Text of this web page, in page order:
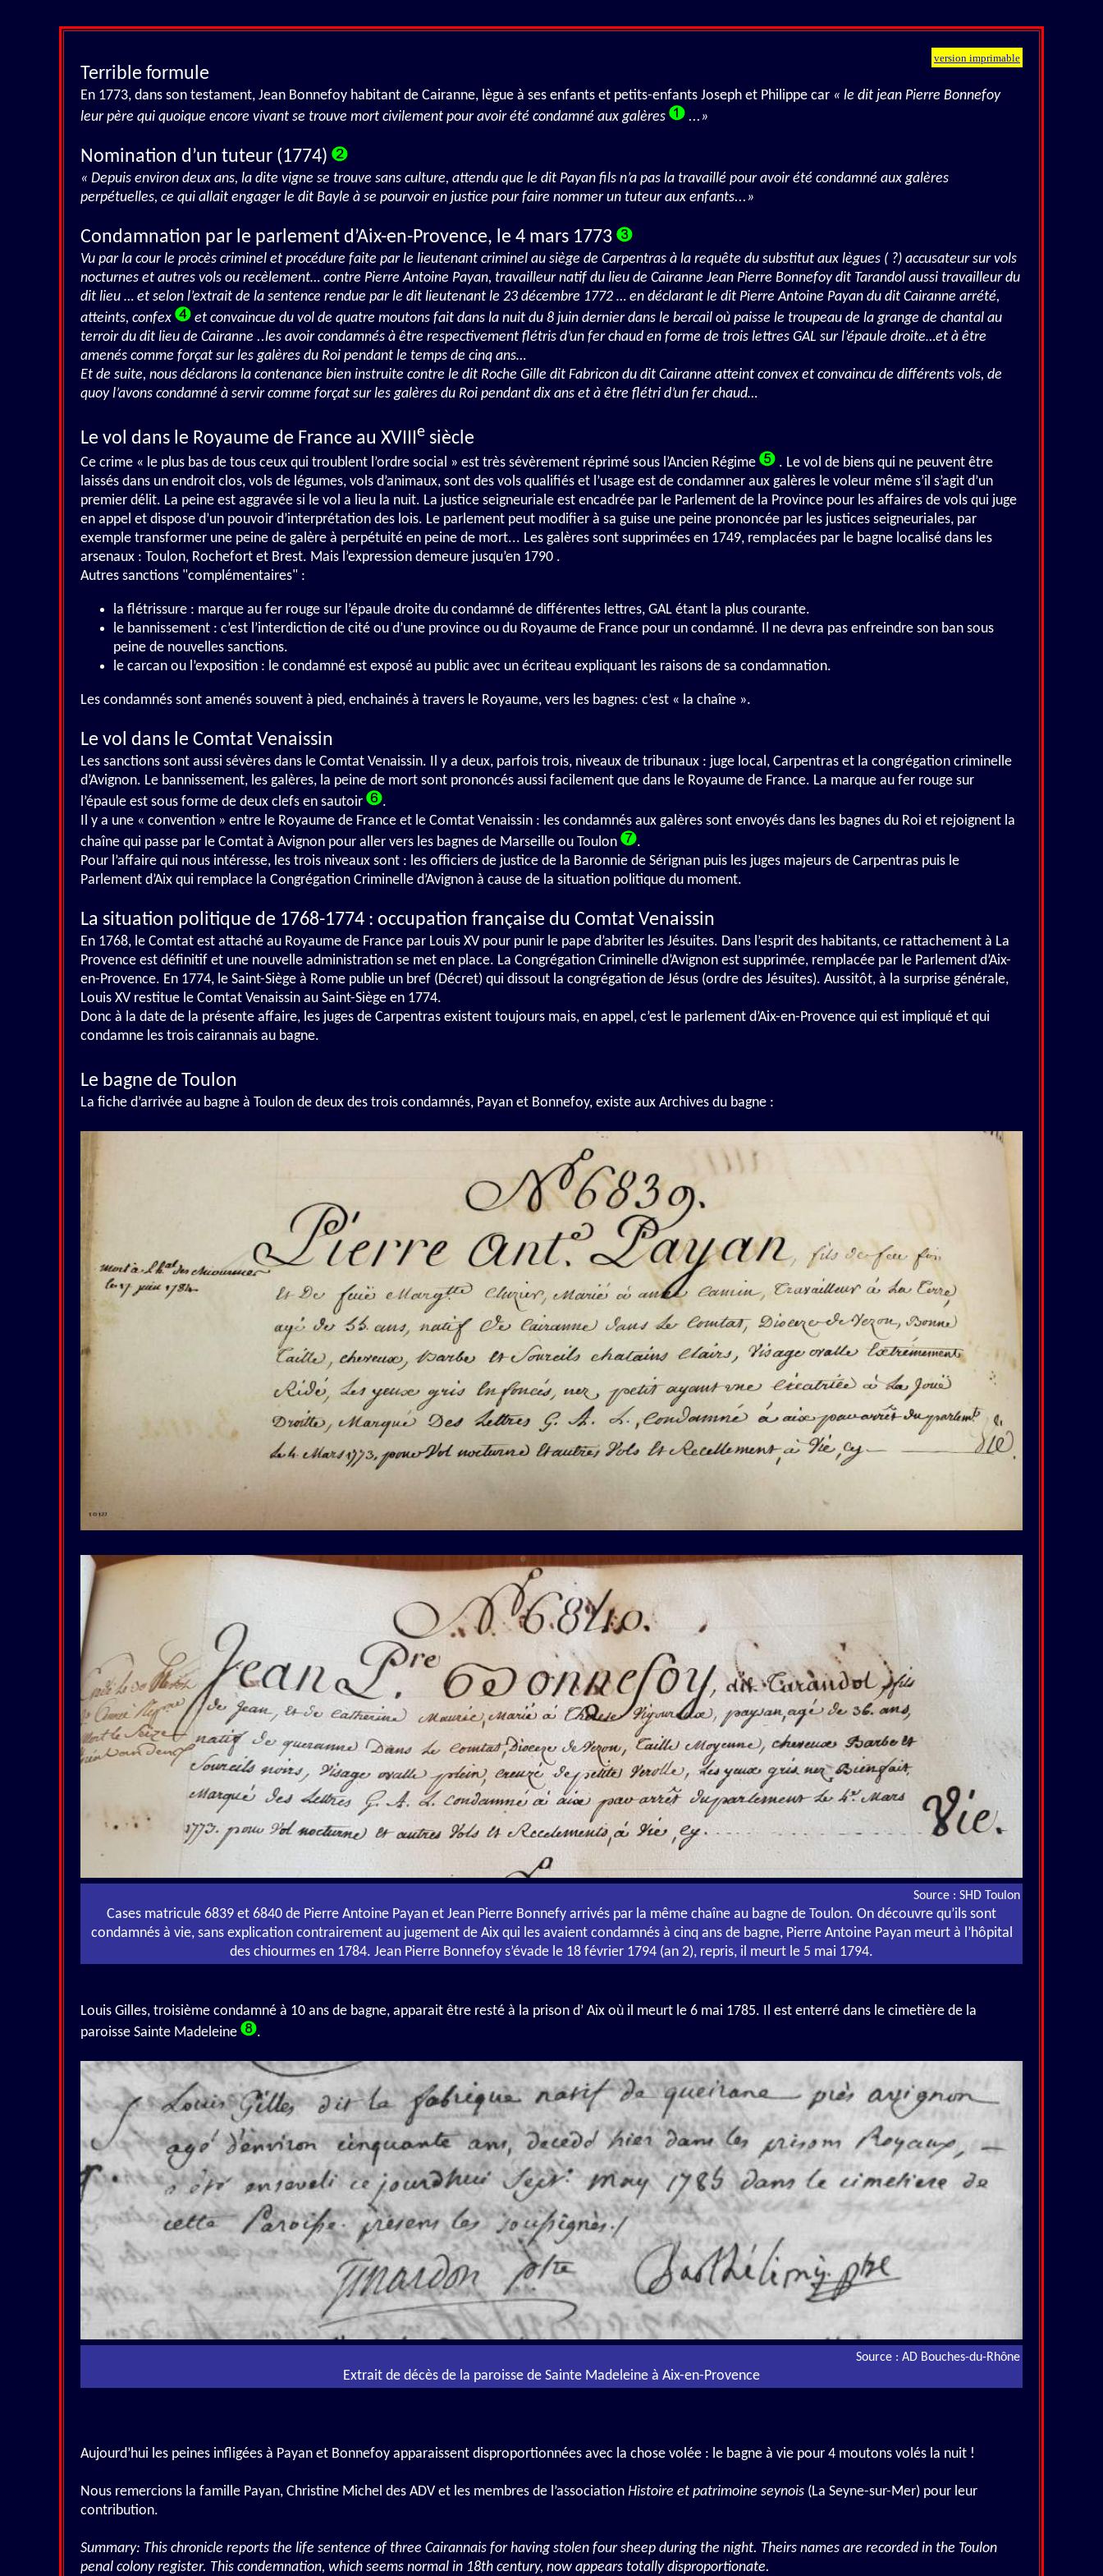
version imprimable
Terrible formule
En 1773, dans son testament, Jean Bonnefoy habitant de Cairanne, lègue à ses enfants et petits-enfants Joseph et Philippe car « le dit jean Pierre Bonnefoy
leur père qui quoique encore vivant se trouve mort civilement pour avoir été condamné aux galères
...»
Nomination d’un tuteur (1774)
« Depuis environ deux ans, la dite vigne se trouve sans culture, attendu que le dit Payan fils n’a pas la travaillé pour avoir été condamné aux galères
perpétuelles, ce qui allait engager le dit Bayle à se pourvoir en justice pour faire nommer un tuteur aux enfants...»
Condamnation par le parlement d’Aix-en-Provence, le 4 mars 1773
Vu par la cour le procès criminel et procédure faite par le lieutenant criminel au siège de Carpentras à la requête du substitut aux lègues ( ?) accusateur sur vols
nocturnes et autres vols ou recèlement… contre Pierre Antoine Payan, travailleur natif du lieu de Cairanne Jean Pierre Bonnefoy dit Tarandol aussi travailleur du
dit lieu … et selon l’extrait de la sentence rendue par le dit lieutenant le 23 décembre 1772 … en déclarant le dit Pierre Antoine Payan du dit Cairanne arrété,
atteints, confex
et convaincue du vol de quatre moutons fait dans la nuit du 8 juin dernier dans le bercail où paisse le troupeau de la grange de chantal au
terroir du dit lieu de Cairanne ..les avoir condamnés à être respectivement flétris d’un fer chaud en forme de trois lettres GAL sur l’épaule droite…et à être
amenés comme forçat sur les galères du Roi pendant le temps de cinq ans…
Et de suite, nous déclarons la contenance bien instruite contre le dit Roche Gille dit Fabricon du dit Cairanne atteint convex et convaincu de différents vols, de
quoy l’avons condamné à servir comme forçat sur les galères du Roi pendant dix ans et à être flétri d’un fer chaud…
Le vol dans le Royaume de France au XVIIIe siècle
Ce crime « le plus bas de tous ceux qui troublent l’ordre social » est très sévèrement réprimé sous l’Ancien Régime
. Le vol de biens qui ne peuvent être
laissés dans un endroit clos, vols de légumes, vols d’animaux, sont des vols qualifiés et l’usage est de condamner aux galères le voleur même s’il s’agit d’un
premier délit. La peine est aggravée si le vol a lieu la nuit. La justice seigneuriale est encadrée par le Parlement de la Province pour les affaires de vols qui juge
en appel et dispose d’un pouvoir d’interprétation des lois. Le parlement peut modifier à sa guise une peine prononcée par les justices seigneuriales, par
exemple transformer une peine de galère à perpétuité en peine de mort... Les galères sont supprimées en 1749, remplacées par le bagne localisé dans les
arsenaux : Toulon, Rochefort et Brest. Mais l’expression demeure jusqu’en 1790 .
Autres sanctions "complémentaires" :
la flétrissure : marque au fer rouge sur l’épaule droite du condamné de différentes lettres, GAL étant la plus courante.
le bannissement : c’est l’interdiction de cité ou d’une province ou du Royaume de France pour un condamné. Il ne devra pas enfreindre son ban sous
peine de nouvelles sanctions.
le carcan ou l’exposition : le condamné est exposé au public avec un écriteau expliquant les raisons de sa condamnation.
Les condamnés sont amenés souvent à pied, enchainés à travers le Royaume, vers les bagnes: c’est « la chaîne ».
Le vol dans le Comtat Venaissin
Les sanctions sont aussi sévères dans le Comtat Venaissin. Il y a deux, parfois trois, niveaux de tribunaux : juge local, Carpentras et la congrégation criminelle
d’Avignon. Le bannissement, les galères, la peine de mort sont prononcés aussi facilement que dans le Royaume de France. La marque au fer rouge sur
l’épaule est sous forme de deux clefs en sautoir
.
Il y a une « convention » entre le Royaume de France et le Comtat Venaissin : les condamnés aux galères sont envoyés dans les bagnes du Roi et rejoignent la
chaîne qui passe par le Comtat à Avignon pour aller vers les bagnes de Marseille ou Toulon
.
Pour l’affaire qui nous intéresse, les trois niveaux sont : les officiers de justice de la Baronnie de Sérignan puis les juges majeurs de Carpentras puis le
Parlement d’Aix qui remplace la Congrégation Criminelle d’Avignon à cause de la situation politique du moment.
La situation politique de 1768-1774 : occupation française du Comtat Venaissin
En 1768, le Comtat est attaché au Royaume de France par Louis XV pour punir le pape d’abriter les Jésuites. Dans l’esprit des habitants, ce rattachement à La
Provence est définitif et une nouvelle administration se met en place. La Congrégation Criminelle d’Avignon est supprimée, remplacée par le Parlement d’Aix-
en-Provence. En 1774, le Saint-Siège à Rome publie un bref (Décret) qui dissout la congrégation de Jésus (ordre des Jésuites). Aussitôt, à la surprise générale,
Louis XV restitue le Comtat Venaissin au Saint-Siège en 1774.
Donc à la date de la présente affaire, les juges de Carpentras existent toujours mais, en appel, c’est le parlement d’Aix-en-Provence qui est impliqué et qui
condamne les trois cairannais au bagne.
Le bagne de Toulon
La fiche d’arrivée au bagne à Toulon de deux des trois condamnés, Payan et Bonnefoy, existe aux Archives du bagne :
Source : SHD Toulon
Cases matricule 6839 et 6840 de Pierre Antoine Payan et Jean Pierre Bonnefy arrivés par la même chaîne au bagne de Toulon. On découvre qu’ils sont
condamnés à vie, sans explication contrairement au jugement de Aix qui les avaient condamnés à cinq ans de bagne, Pierre Antoine Payan meurt à l’hôpital
des chiourmes en 1784. Jean Pierre Bonnefoy s’évade le 18 février 1794 (an 2), repris, il meurt le 5 mai 1794.
Louis Gilles, troisième condamné à 10 ans de bagne, apparait être resté à la prison d’ Aix où il meurt le 6 mai 1785. Il est enterré dans le cimetière de la
paroisse Sainte Madeleine
.
Source : AD Bouches-du-Rhône
Extrait de décès de la paroisse de Sainte Madeleine à Aix-en-Provence
Aujourd’hui les peines infligées à Payan et Bonnefoy apparaissent disproportionnées avec la chose volée : le bagne à vie pour 4 moutons volés la nuit !
Nous remercions la famille Payan, Christine Michel des ADV et les membres de l’association Histoire et patrimoine seynois (La Seyne-sur-Mer) pour leur
contribution.
Summary: This chronicle reports the life sentence of three Cairannais for having stolen four sheep during the night. Theirs names are recorded in the Toulon
penal colony register. This condemnation, which seems normal in 18th century, now appears totally disproportionate.